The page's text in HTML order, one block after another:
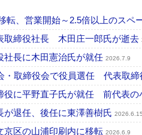
転、営業開始～2.5倍以上のスペ
取締役社長 木田庄一郎氏が逝去
長に木田憲治氏が就任 2026.7.9
取締役会で役員選任 代表取締
に平野直子氏が就任 前代表の
退任、後任に東澤善樹氏 2026.6.15
区の山浦印刷内に移転 2026.6.9